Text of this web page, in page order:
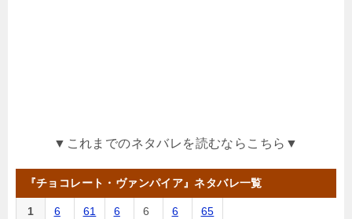
▼これまでのネタバレを読むならこちら▼
『チョコレート・ヴァンパイア』ネタバレ一覧
1
6
61
6
6
6
65